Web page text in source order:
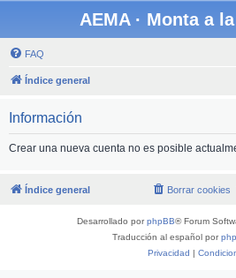
AEMA · Monta a
FAQ
Índice general
Información
Crear una nueva cuenta no es posible
Índice general Borrar cookies
Desarrollado porphpBB® Forum
Traducción al español por
Privacidad |